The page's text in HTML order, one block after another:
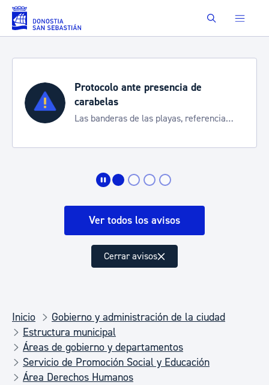
Saltar al contenido principal Buscar
Protocolo ante presencia de
carabelas
Las banderas de las playas, referencia
Ver todos los avisos
Cerrar avisos
Inicio
Gobierno y administración de la ciudad
Estructura municipal
Áreas de gobierno y departamentos
Servicio de Promoción Social y Educación
Área Derechos Humanos